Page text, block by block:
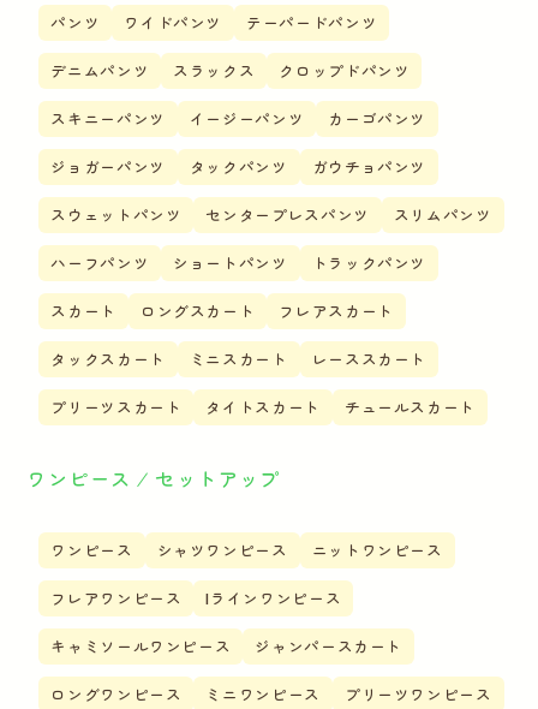
パンツ ワイドパンツ テーパードパンツ
デニムパンツ スラックス クロップドパンツ
スキニーパンツ イージーパンツ カーゴパンツ
ジョガーパンツ タックパンツ ガウチョパンツ
スウェットパンツ センタープレスパンツ スリムパンツ
ハーフパンツ ショートパンツ トラックパンツ
スカート ロングスカート フレアスカート
タックスカート ミニスカート レーススカート
プリーツスカート タイトスカート チュールスカート
ワンピース ⁄ セットアップ
ワンピース シャツワンピース ニットワンピース
フレアワンピース Iラインワンピース
キャミソールワンピース ジャンパースカート
ロングワンピース ミニワンピース プリーツワンピース